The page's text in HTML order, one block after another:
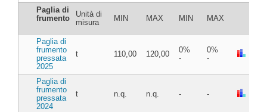
Paglia di
frumento
Unità di
misura
MIN MAX MIN MAX
Paglia di
frumento
pressata
2025
t 110,00 120,00
0%
-
0%
-
Paglia di
frumento
pressata
2024
t n.q. n.q. - -